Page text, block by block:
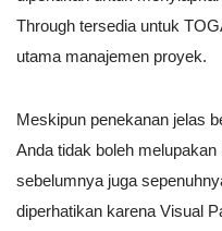
Through tersedia untuk
utama manajemen proyek.
Meskipun penekanan jelas
Anda tidak boleh
sebelumnya juga
diperhatikan karena Visual